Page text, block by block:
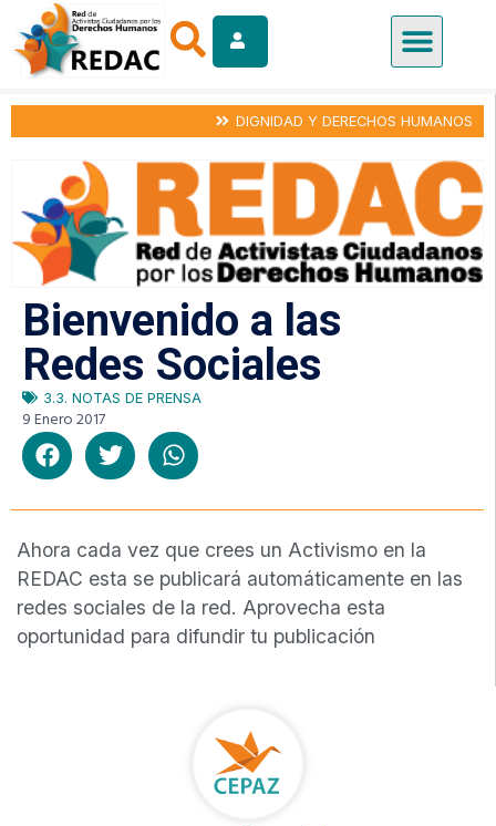
DIGNIDAD Y DERECHOS HUMANOS
Bienvenido a las
Redes Sociales
3.3. NOTAS DE PRENSA
9 Enero 2017
Ahora cada vez que crees un Activismo en la
REDAC esta se publicará automáticamente en las
redes sociales de la red. Aprovecha esta
oportunidad para difundir tu publicación